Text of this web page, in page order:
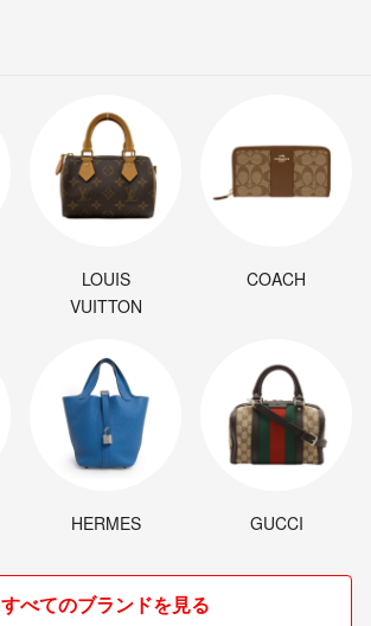
LOUIS
VUITTON
COACH
HERMES GUCCI
すべてのブランドを見る